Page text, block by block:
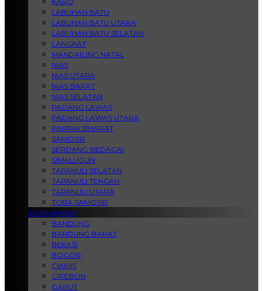
LABUHAN BATU
LABUHAN BATU UTARA
LABUHAN BATU SELATAN
LANGKAT
MANDAILING NATAL
NIAS
NIAS UTARA
NIAS BARAT
NIAS SELATAN
PADANG LAWAS
PADANG LAWAS UTARA
PAKPAK BHARAT
SAMOSIR
SERDANG BEDAGAI
SIMALUGUN
TAPANULI SELATAN
TAPANULI TENGAH
TAPANULI UTARA
TOBA SAMOSIR
JAWA BARAT
BANDUNG
BANDUNG BARAT
BEKASI
BOGOR
CIAMIS
CIREBON
GARUT